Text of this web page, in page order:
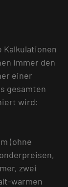
Kalkulationen
immer den
einer
gesamten
wird:
(ohne
zwei
warmen